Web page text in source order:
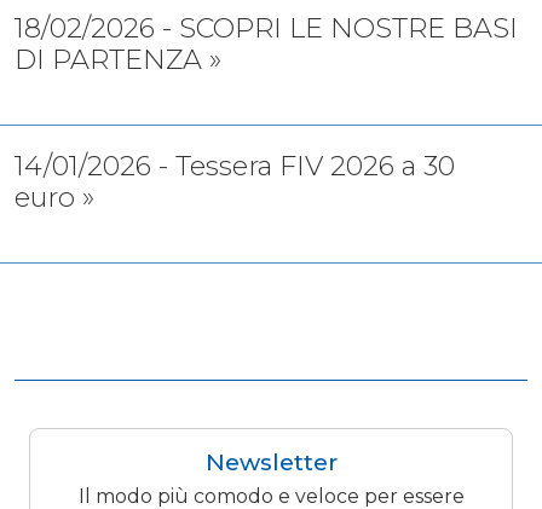
18/02/2026 - SCOPRI LE NOSTRE BASI
DI PARTENZA »
14/01/2026 - Tessera FIV 2026 a 30
euro »
Newsletter
Il modo più comodo e veloce per essere